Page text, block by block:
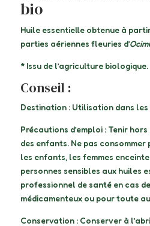
bio
Huile essentielle obtenue à
parties aériennes fleuries d’
* Issu de l’agriculture biologique.
Conseil :
Destination : Utilisation dans
Précautions d’emploi : Tenir
des enfants. Ne pas consommer
les enfants, les femmes
personnes sensibles aux huiles
professionnel de santé en cas
médicamenteux ou pour toute
Conservation : Conserver à